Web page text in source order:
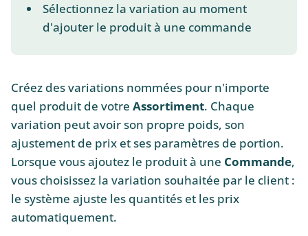
Sélectionnez la variation au moment
d'ajouter le produit à une commande
Créez des variations nommées pour n'importe
quel produit de votre Assortiment. Chaque
variation peut avoir son propre poids, son
ajustement de prix et ses paramètres de portion.
Lorsque vous ajoutez le produit à une Commande,
vous choisissez la variation souhaitée par le client :
le système ajuste les quantités et les prix
automatiquement.